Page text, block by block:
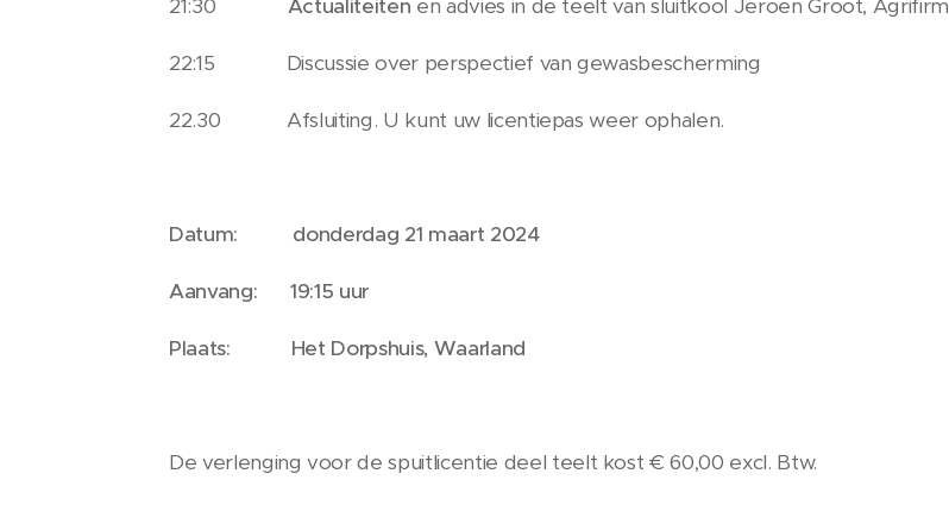
21:30 Actualiteiten en advies in de teelt van sluitkool Jeroen Groot, Agrifirm
22:15 Discussie over perspectief van gewasbescherming
22.30 Afsluiting. U kunt uw licentiepas weer ophalen.
Datum: donderdag 21 maart 2024
Aanvang: 19:15 uur
Plaats: Het Dorpshuis, Waarland
De verlenging voor de spuitlicentie deel teelt kost € 60,00 excl. Btw.